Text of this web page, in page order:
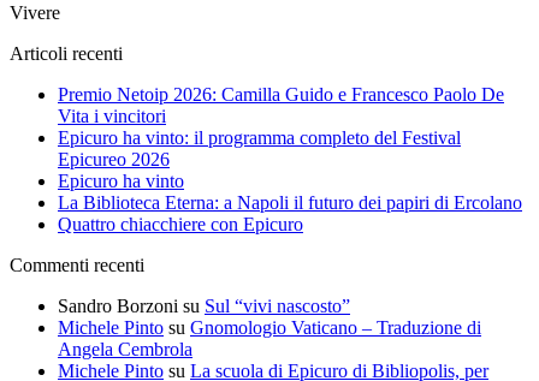
Vivere
Articoli recenti
Premio Netoip 2026: Camilla Guido e Francesco Paolo De
Vita i vincitori
Epicuro ha vinto: il programma completo del Festival
Epicureo 2026
Epicuro ha vinto
La Biblioteca Eterna: a Napoli il futuro dei papiri di Ercolano
Quattro chiacchiere con Epicuro
Commenti recenti
Sandro Borzoni su Sul “vivi nascosto”
Michele Pinto su Gnomologio Vaticano – Traduzione di
Angela Cembrola
Michele Pinto su La scuola di Epicuro di Bibliopolis, per